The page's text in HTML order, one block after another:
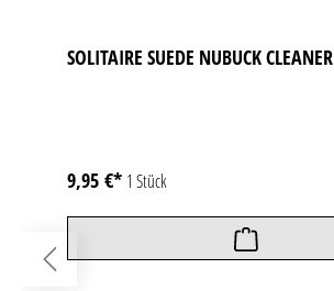
SOLITAIRE SUEDE NUBUCK CLEANER
9,95 €* 1 Stück